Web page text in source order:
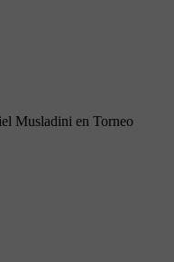
Musladini en Torneo